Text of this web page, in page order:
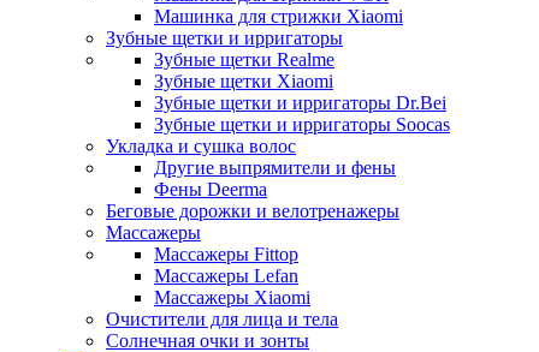
Машинка для стрижки Xiaomi
Зубные щетки и ирригаторы
Зубные щетки Realme
Зубные щетки Xiaomi
Зубные щетки и ирригаторы Dr.Bei
Зубные щетки и ирригаторы Soocas
Укладка и сушка волос
Другие выпрямители и фены
Фены Deerma
Беговые дорожки и велотренажеры
Массажеры
Массажеры Fittop
Массажеры Lefan
Массажеры Xiaomi
Очистители для лица и тела
Солнечная очки и зонты